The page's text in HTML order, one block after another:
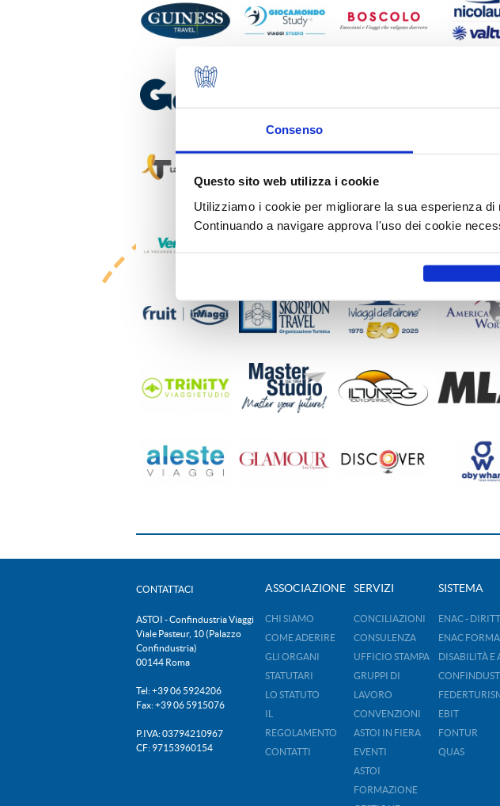
Consenso
Questo sito web utilizza i cookie
Utilizziamo i cookie per migliorare la sua esperienza
Continuando a navigare approva l'uso dei cookie
CONTATTACI
ASTOI - Confindustria Viaggi
Viale Pasteur, 10 (Palazzo
Confindustria)
00144 Roma
Tel: +39 06 5924206
Fax: +39 06 5915076
P.IVA: 03794210967
CF: 97153960154
ASSOCIAZIONE
CHI SIAMO
COME ADERIRE
GLI ORGANI
STATUTARI
LO STATUTO
REGOLAMENTO
CONTATTI
SERVIZI
CONCILIAZIONI
CONSULENZA
UFFICIO STAMPA
GRUPPI DI
LAVORO
CONVENZIONI
ASTOI IN FIERA
EVENTI
ASTOI
FORMAZIONE
SISTEMA
ENAC -
ENAC
DISABILITÀ E
EBIT
FONTUR
QUAS